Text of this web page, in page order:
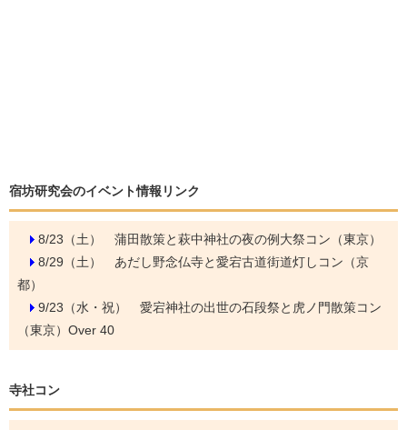
宿坊研究会のイベント情報リンク
8/23（土） 蒲田散策と萩中神社の夜の例大祭コン（東京）
8/29（土） あだし野念仏寺と愛宕古道街道灯しコン（京
都）
9/23（水・祝） 愛宕神社の出世の石段祭と虎ノ門散策コン
（東京）Over 40
寺社コン